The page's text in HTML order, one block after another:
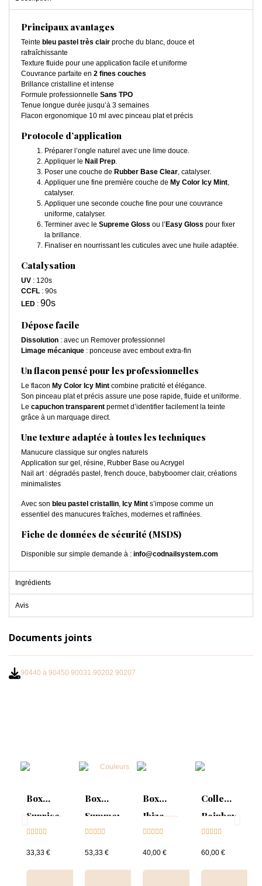
Principaux avantages
Teinte bleu pastel très clair proche du blanc, douce et
rafraîchissante
Texture fluide pour une application facile et uniforme
Couvrance parfaite en 2 fines couches
Brillance cristalline et intense
Formule professionnelle Sans TPO
Tenue longue durée jusqu’à 3 semaines
Flacon ergonomique 10 ml avec pinceau plat et précis
Protocole d’application
Préparer l’ongle naturel avec une lime douce.
Appliquer le Nail Prep.
Poser une couche de Rubber Base Clear, catalyser.
Appliquer une fine première couche de My Color Icy Mint,
catalyser.
Appliquer une seconde couche fine pour une couvrance
uniforme, catalyser.
Terminer avec le Supreme Gloss ou l’ Easy Gloss pour fixer
la brillance.
Finaliser en nourrissant les cuticules avec une huile adaptée.
Catalysation
UV : 120s
CCFL : 90s
LED : 90s
Dépose facile
Dissolution : avec un Remover professionnel
Limage mécanique : ponceuse avec embout extra-fin
Un flacon pensé pour les professionnelles
Le flacon My Color Icy Mint combine praticité et élégance.
Son pinceau plat et précis assure une pose rapide, fluide et uniforme.
Le capuchon transparent permet d’identifier facilement la teinte
grâce à un marquage direct.
Une texture adaptée à toutes les techniques
Manucure classique sur ongles naturels
Application sur gel, résine, Rubber Base ou Acrygel
Nail art : dégradés pastel, french douce, babyboomer clair, créations
minimalistes
Avec son bleu pastel cristallin, Icy Mint s’impose comme un
essentiel des manucures fraîches, modernes et raffinées.
Fiche de données de sécurité (MSDS)
Disponible sur simple demande à : info@codnailsystem.com
Ingrédients
Avis
Documents joints
90440 à 90450 90031 90202 90207
Box
Sunrise
Collection
& Tips

33,33 €
Box
Summer
Mood :
ON
Collection

53,33 €
Box
Ibiza
Collection
& Tips

40,00 €
Collection
Rainbow
Tips &
nuancier

60,00 €